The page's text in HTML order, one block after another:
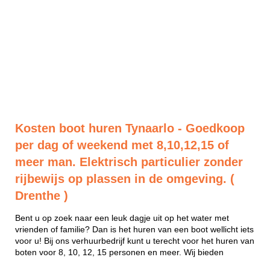
Kosten boot huren Tynaarlo - Goedkoop
per dag of weekend met 8,10,12,15 of
meer man. Elektrisch particulier zonder
rijbewijs op plassen in de omgeving. (
Drenthe )
Bent u op zoek naar een leuk dagje uit op het water met
vrienden of familie? Dan is het huren van een boot wellicht iets
voor u! Bij ons verhuurbedrijf kunt u terecht voor het huren van
boten voor 8, 10, 12, 15 personen en meer. Wij bieden